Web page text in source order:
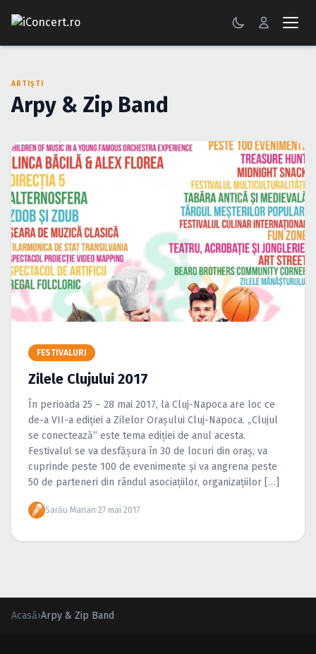
FESTIVALURI
ŞTIRI
RECENZII
GALERII FOTO
BILETE
Autentificare
Caută în site...
ARTIȘTI
Arpy & Zip Band
FESTIVALURI
Zilele Clujului 2017
În perioada 25 – 28 mai 2017, la Cluj-Napoca are loc ce
de-a VII-a ediţiei a Zilelor Oraşului Cluj-Napoca. „Clujul
se conectează” este tema ediţiei de anul acesta.
Festivalul se va desfăşura în 30 de locuri din oraş, va
cuprinde peste 100 de evenimente şi va angrena peste
50 de parteneri din rândul asociaţiilor, organizaţiilor […]
Sarău Marian·27 mai 2017
Acasă›Arpy & Zip Band